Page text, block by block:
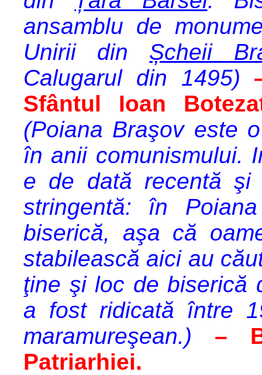
ansamblu de
Unirii din Șcheii
Calugarul din 1495)
Sfântul Ioan
(Poiana Braşov este
în anii comunismului.
e de dată recentă şi
stringentă: în
biserică, aşa că
stabilească aici au
ţine şi loc de biserică
a fost ridicată între
maramureşean.)
–
Patriarhiei.